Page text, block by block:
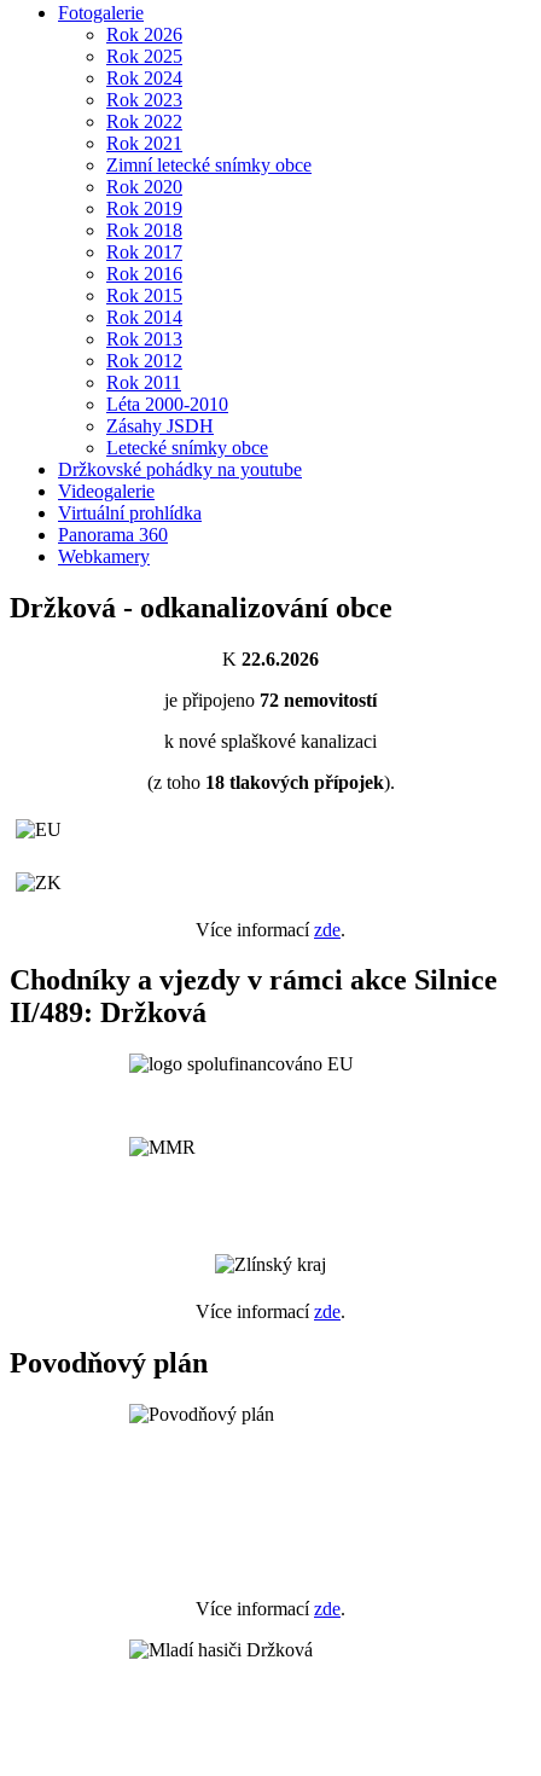
Fotogalerie
Rok 2026
Rok 2025
Rok 2024
Rok 2023
Rok 2022
Rok 2021
Zimní letecké snímky obce
Rok 2020
Rok 2019
Rok 2018
Rok 2017
Rok 2016
Rok 2015
Rok 2014
Rok 2013
Rok 2012
Rok 2011
Léta 2000-2010
Zásahy JSDH
Letecké snímky obce
Držkovské pohádky na youtube
Videogalerie
Virtuální prohlídka
Panorama 360
Webkamery
Držková - odkanalizování obce
K 22.6.2026
je připojeno 72 nemovitostí
k nové splaškové kanalizaci
(z toho 18tlakových přípojek).
Více informacízde.
Chodníky a vjezdy v rámci akce Silnice
II/489: Držková
Více informacízde.
Povodňový plán
Více informacízde.